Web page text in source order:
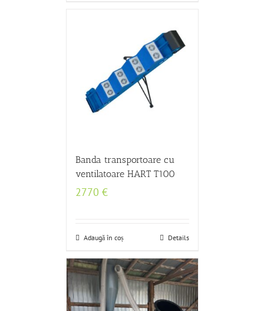
Banda transportoare cu
ventilatoare HART T100
2770 €
Adaugă în coș Details